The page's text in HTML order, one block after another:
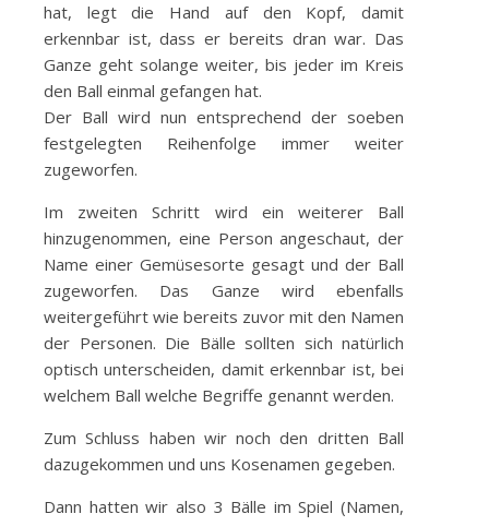
hat, legt die Hand auf den Kopf, damit
erkennbar ist, dass er bereits dran war. Das
Ganze geht solange weiter, bis jeder im Kreis
den Ball einmal gefangen hat.
Der Ball wird nun entsprechend der soeben
festgelegten Reihenfolge immer weiter
zugeworfen.
Im zweiten Schritt wird ein weiterer Ball
hinzugenommen, eine Person angeschaut, der
Name einer Gemüsesorte gesagt und der Ball
zugeworfen. Das Ganze wird ebenfalls
weitergeführt wie bereits zuvor mit den Namen
der Personen. Die Bälle sollten sich natürlich
optisch unterscheiden, damit erkennbar ist, bei
welchem Ball welche Begriffe genannt werden.
Zum Schluss haben wir noch den dritten Ball
dazugekommen und uns Kosenamen gegeben.
Dann hatten wir also 3 Bälle im Spiel (Namen,